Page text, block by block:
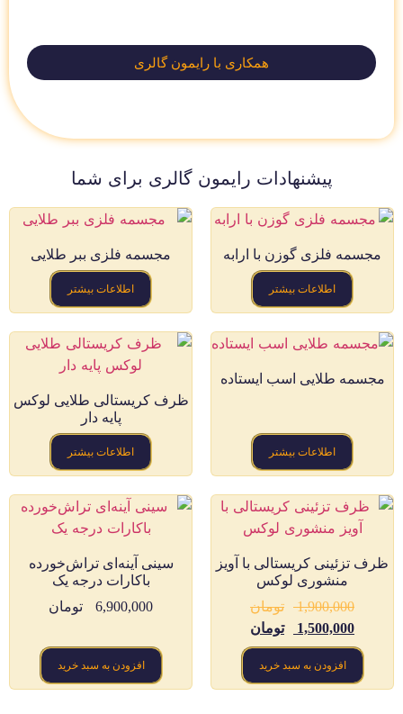
همکاری با رایمون گالری
پیشنهادات رایمون گالری برای شما
مجسمه فلزی گوزن با ارابه
اطلاعات بیشتر
مجسمه فلزی ببر طلایی
اطلاعات بیشتر
مجسمه طلایی اسب ایستاده
اطلاعات بیشتر
ظرف کریستالی طلایی لوکس
پایه دار
اطلاعات بیشتر
ظرف تزئینی کریستالی با آویز
منشوری لوکس
1,900,000
تومان
1,500,000
تومان
افزودن به سبد خرید
سینی آینه‌ای تراش‌خورده
باکارات درجه یک
6,900,000
تومان
افزودن به سبد خرید